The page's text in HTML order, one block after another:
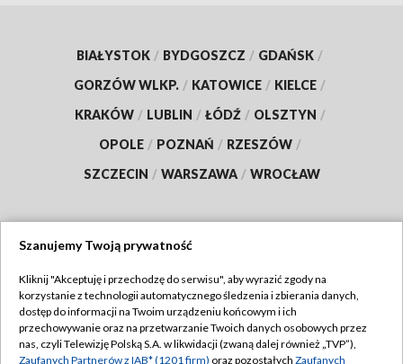
BIAŁYSTOK / BYDGOSZCZ / GDAŃSK /
GORZÓW WLKP. / KATOWICE / KIELCE /
KRAKÓW / LUBLIN / ŁÓDŹ / OLSZTYN /
OPOLE / POZNAŃ / RZESZÓW /
SZCZECIN / WARSZAWA / WROCŁAW
TVP
Abonament TVP
Emisja w TVP
Regulamin TVP
Szanujemy Twoją prywatność
Kliknij "Akceptuję i przechodzę do serwisu", aby wyrazić zgody na
korzystanie z technologii automatycznego śledzenia i zbierania danych,
dostęp do informacji na Twoim urządzeniu końcowym i ich
przechowywanie oraz na przetwarzanie Twoich danych osobowych przez
nas, czyli Telewizję Polską S.A. w likwidacji (zwaną dalej również „TVP”),
Zaufanych Partnerów z IAB* (1201 firm) oraz pozostałych Zaufanych